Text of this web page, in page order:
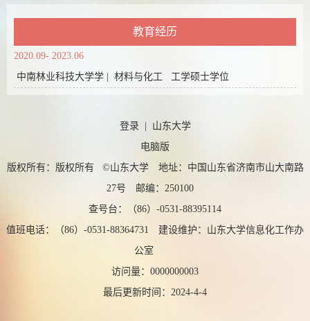
教育经历
2020.09- 2023.06
中南林业科技大学学 | 材料与化工 工学硕士学位
登录| 山东大学
电脑版
版权所有：版权所有 ©山东大学 地址：中国山东省济南市山大南路
27号 邮编：250100
查号台：（86）-0531-88395114
值班电话：（86）-0531-88364731 建设维护：山东大学信息化工作办
公室
访问量： 0000000003
最后更新时间： 2024-4-4